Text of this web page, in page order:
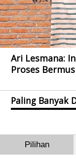
Ari Lesmana:
Proses
Paling Banyak
Pilihan